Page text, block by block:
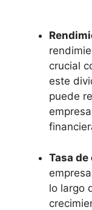
⁣crucial
este
puede
Tasa
lo largo